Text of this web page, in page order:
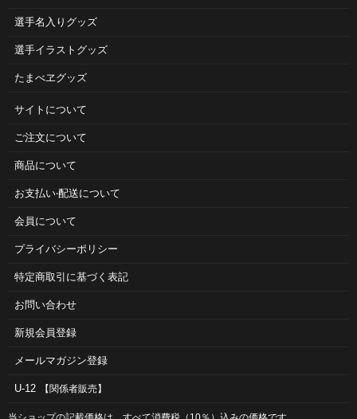
選手名入りグッズ
選手イラストグッズ
たまべヱグッズ
サイトについて
ご注⽂について
商品について
お⽀払い‧配送について
会員について
プライバシーポリシー
特定商取引に基づく表記
お問い合わせ
新規会員登録
メールマガジン登録
U-12 【関係者販売】